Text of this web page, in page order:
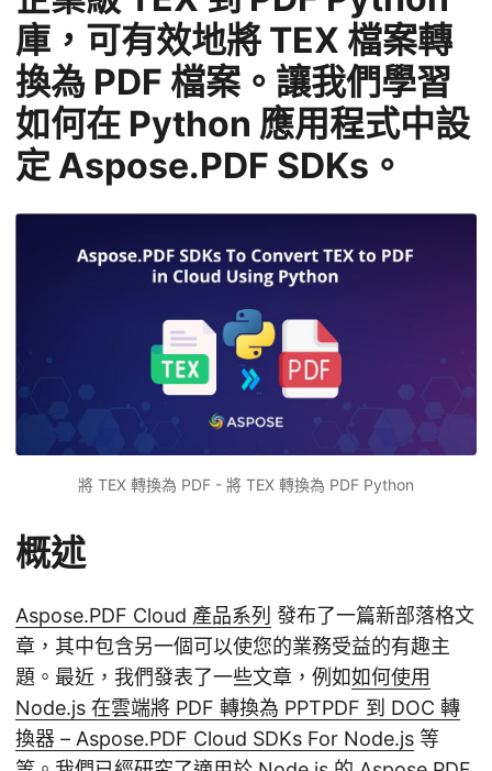
庫，可有效地將 TEX 檔案轉
換為 PDF 檔案。讓我們學習
如何在 Python 應用程式中設
定 Aspose.PDF SDKs。
將 TEX 轉換為 PDF - 將 TEX 轉換為 PDF Python
概述
Aspose.PDF Cloud 產品系列 發布了一篇新部落格文
章，其中包含另一個可以使您的業務受益的有趣主
題。最近，我們發表了一些文章，例如如何使用
Node.js 在雲端將 PDF 轉換為 PPTPDF 到 DOC 轉
換器 – Aspose.PDF Cloud SDKs For Node.js 等